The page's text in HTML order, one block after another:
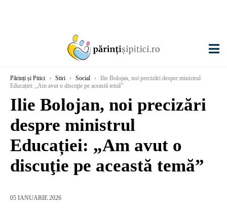
Părinți și Pitici › Stiri › Social ›
Ilie Bolojan, noi precizări despre ministrul
Educației: „Am avut o discuţie pe această temă”
Ilie Bolojan, noi precizări
despre ministrul
Educației: „Am avut o
discuţie pe această temă”
05 IANUARIE 2026